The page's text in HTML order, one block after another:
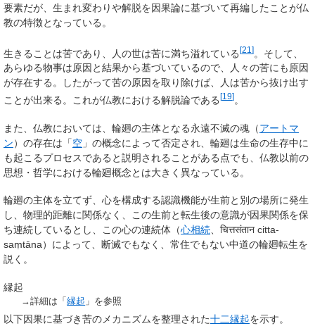
要素だが、生まれ変わりや解脱を因果論に基づいて再編したことが仏
教の特徴となっている。
生きることは苦であり、人の世は苦に満ち溢れている[21 ]。そして、
あらゆる物事は原因と結果から基づいているので、人々の苦にも原因
が存在する。したがって苦の原因を取り除けば、人は苦から抜け出す
ことが出来る。これが仏教における解脱論である [19] 。
また、仏教においては、輪廻の主体となる永遠不滅の魂（アートマ
ン）の存在は「空 」の概念によって否定され、輪廻は生命の生存中に
も起こるプロセスであると説明されることがある点でも、仏教以前の
思想・哲学における輪廻概念とは大きく異なっている。
輪廻の主体を立てず、心を構成する認識機能が生前と別の場所に発生
し、物理的距離に関係なく、この生前と転生後の意識が因果関係を保
ち連続しているとし、この心の連続体（心相続、 चित्तसंतान citta-
saṃtāna）によって、断滅でもなく、常住でもない中道の輪廻転生を
説く。
縁起
→詳細は「縁起 」を参照
以下因果に基づき苦のメカニズムを整理された十二縁起を示す。